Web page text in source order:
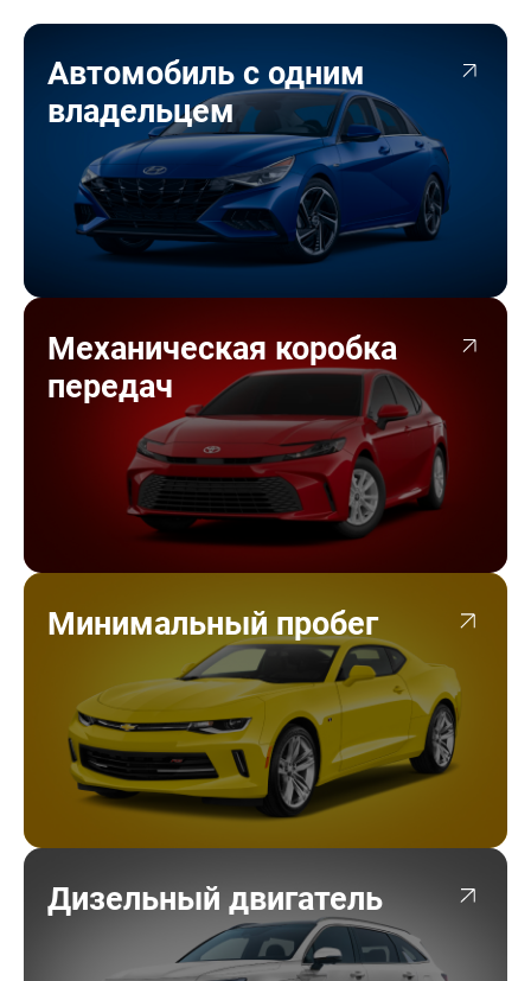
Автомобиль с одним
владельцем
Механическая коробка
передач
Минимальный пробег
Дизельный двигатель